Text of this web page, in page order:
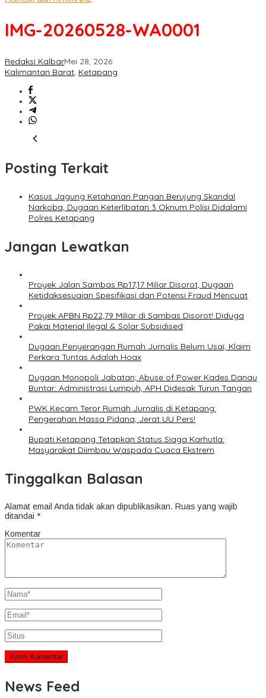
IMG-20260528-WA0001
Redaksi KalbarMei 28, 2026
Kalimantan Barat, Ketapang
Posting Terkait
Kasus Jagung Ketahanan Pangan Berujung Skandal
Narkoba, Dugaan Keterlibatan 3 Oknum Polisi Didalami
Polres Ketapang
Jangan Lewatkan
Proyek Jalan Sambas Rp17,17 Miliar Disorot, Dugaan
Ketidaksesuaian Spesifikasi dan Potensi Fraud Mencuat
Proyek APBN Rp22,79 Miliar di Sambas Disorot! Diduga
Pakai Material Ilegal & Solar Subsidised
Dugaan Penyerangan Rumah Jurnalis Belum Usai, Klaim
Perkara Tuntas Adalah Hoax
Dugaan Monopoli Jabatan; Abuse of Power Kades Danau
Buntar: Administrasi Lumpuh, APH Didesak Turun Tangan
PWK Kecam Teror Rumah Jurnalis di Ketapang:
Pengerahan Massa Pidana, Jerat UU Pers!
Bupati Ketapang Tetapkan Status Siaga Karhutla:
Masyarakat Diimbau Waspada Cuaca Ekstrem
Tinggalkan Balasan
Alamat email Anda tidak akan dipublikasikan. Ruas yang wajib
ditandai *
Komentar
News Feed